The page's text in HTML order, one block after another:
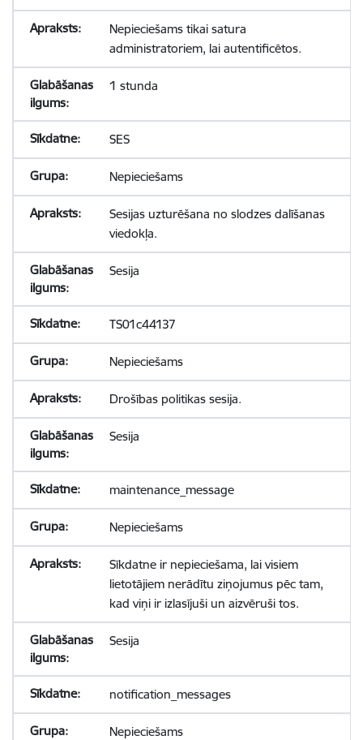
Nepieciešams tikai satura
administratoriem, lai autentificētos.
1 stunda
SES
Nepieciešams
Sesijas uzturēšana no slodzes dalīšanas
viedokļa.
Sesija
TS01c44137
Nepieciešams
Drošības politikas sesija.
Sesija
maintenance_message
Nepieciešams
Sīkdatne ir nepieciešama, lai visiem
lietotājiem nerādītu ziņojumus pēc tam,
kad viņi ir izlasījuši un aizvēruši tos.
Sesija
notification_messages
Nepieciešams